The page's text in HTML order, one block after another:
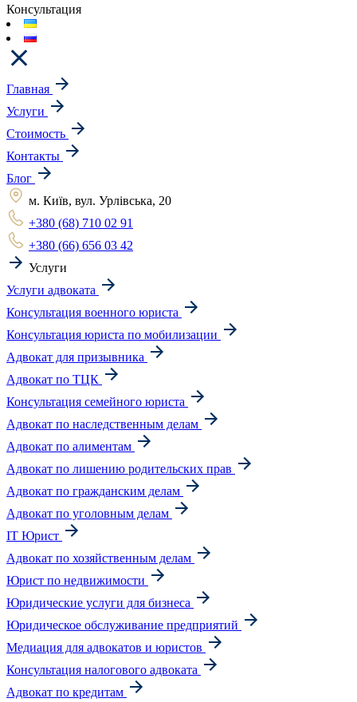
Консультация
Главная
Услуги
Стоимость
Контакты
Блог
м. Київ, вул. Урлівська, 20
+380 (68) 710 02 91
+380 (66) 656 03 42
Услуги
Услуги адвоката
Консультация военного юриста
Консультация юриста по мобилизации
Адвокат для призывника
Адвокат по ТЦК
Консультация семейного юриста
Адвокат по наследственным делам
Адвокат по алиментам
Адвокат по лишению родительских прав
Адвокат по гражданским делам
Адвокат по уголовным делам
IT Юрист
Адвокат по хозяйственным делам
Юрист по недвижимости
Юридические услуги для бизнеса
Юридическое обслуживание предприятий
Медиация для адвокатов и юристов
Консультация налогового адвоката
Адвокат по кредитам